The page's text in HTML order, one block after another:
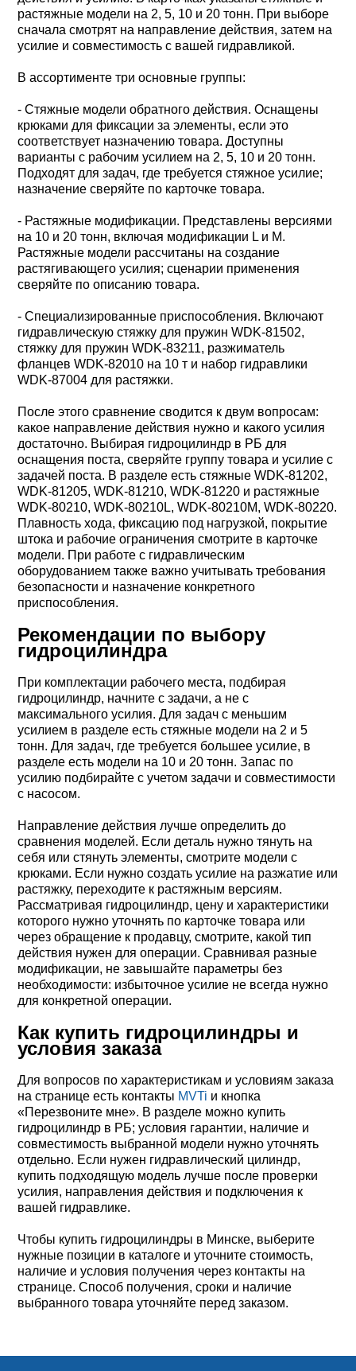
растяжные модели на 2, 5, 10 и 20 тонн. При выборе
сначала смотрят на направление действия, затем на
усилие и совместимость с вашей гидравликой.
В ассортименте три основные группы:
- Стяжные модели обратного действия. Оснащены
крюками для фиксации за элементы, если это
соответствует назначению товара. Доступны
варианты с рабочим усилием на 2, 5, 10 и 20 тонн.
Подходят для задач, где требуется стяжное усилие;
назначение сверяйте по карточке товара.
- Растяжные модификации. Представлены версиями
на 10 и 20 тонн, включая модификации L и M.
Растяжные модели рассчитаны на создание
растягивающего усилия; сценарии применения
сверяйте по описанию товара.
- Специализированные приспособления. Включают
гидравлическую стяжку для пружин WDK-81502,
стяжку для пружин WDK-83211, разжиматель
фланцев WDK-82010 на 10 т и набор гидравлики
WDK-87004 для растяжки.
После этого сравнение сводится к двум вопросам:
какое направление действия нужно и какого усилия
достаточно. Выбирая гидроцилиндр в РБ для
оснащения поста, сверяйте группу товара и усилие с
задачей поста. В разделе есть стяжные WDK-81202,
WDK-81205, WDK-81210, WDK-81220 и растяжные
WDK-80210, WDK-80210L, WDK-80210M, WDK-80220.
Плавность хода, фиксацию под нагрузкой, покрытие
штока и рабочие ограничения смотрите в карточке
модели. При работе с гидравлическим
оборудованием также важно учитывать требования
безопасности и назначение конкретного
приспособления.
Рекомендации по выбору
гидроцилиндра
При комплектации рабочего места, подбирая
гидроцилиндр, начните с задачи, а не с
максимального усилия. Для задач с меньшим
усилием в разделе есть стяжные модели на 2 и 5
тонн. Для задач, где требуется большее усилие, в
разделе есть модели на 10 и 20 тонн. Запас по
усилию подбирайте с учетом задачи и совместимости
с насосом.
Направление действия лучше определить до
сравнения моделей. Если деталь нужно тянуть на
себя или стянуть элементы, смотрите модели с
крюками. Если нужно создать усилие на разжатие или
растяжку, переходите к растяжным версиям.
Рассматривая гидроцилиндр, цену и характеристики
которого нужно уточнять по карточке товара или
через обращение к продавцу, смотрите, какой тип
действия нужен для операции. Сравнивая разные
модификации, не завышайте параметры без
необходимости: избыточное усилие не всегда нужно
для конкретной операции.
Как купить гидроцилиндры и
условия заказа
Для вопросов по характеристикам и условиям заказа
на странице есть контакты MVTi и кнопка
«Перезвоните мне». В разделе можно купить
гидроцилиндр в РБ; условия гарантии, наличие и
совместимость выбранной модели нужно уточнять
отдельно. Если нужен гидравлический цилиндр,
купить подходящую модель лучше после проверки
усилия, направления действия и подключения к
вашей гидравлике.
Чтобы купить гидроцилиндры в Минске, выберите
нужные позиции в каталоге и уточните стоимость,
наличие и условия получения через контакты на
странице. Способ получения, сроки и наличие
выбранного товара уточняйте перед заказом.